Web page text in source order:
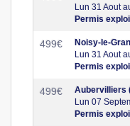
Lun 31 Aout
Permis
499€
Noisy-le-
Lun 31 Aout
Permis
499€
Aubervilliers
Lun 07
Permis